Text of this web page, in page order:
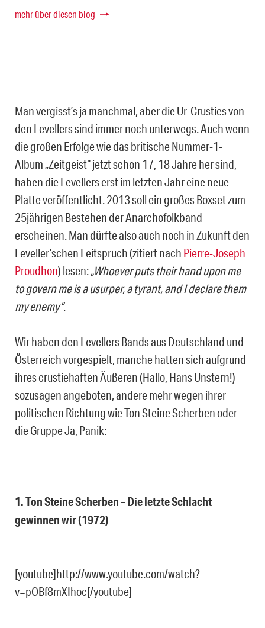
mehr über diesen blog
Man vergisst’s ja manchmal, aber die Ur-Crusties von
den Levellers sind immer noch unterwegs. Auch wenn
die großen Erfolge wie das britische Nummer-1-
Album „Zeitgeist“ jetzt schon 17, 18 Jahre her sind,
haben die Levellers erst im letzten Jahr eine neue
Platte veröffentlicht. 2013 soll ein großes Boxset zum
25jährigen Bestehen der Anarchofolkband
erscheinen. Man dürfte also auch noch in Zukunft den
Leveller’schen Leitspruch (zitiert nach Pierre-Joseph
Proudhon) lesen:„Whoever puts their hand upon me
to govern me is a usurper, a tyrant, and I declare them
my enemy“.
Wir haben den Levellers Bands aus Deutschland und
Österreich vorgespielt, manche hatten sich aufgrund
ihres crustiehaften Äußeren (Hallo, Hans Unstern!)
sozusagen angeboten, andere mehr wegen ihrer
politischen Richtung wie Ton Steine Scherben oder
die Gruppe Ja, Panik:
1. Ton Steine Scherben – Die letzte Schlacht
gewinnen wir (1972)
[youtube]http://www.youtube.com/watch?
v=pOBf8mXIhoc[/youtube]